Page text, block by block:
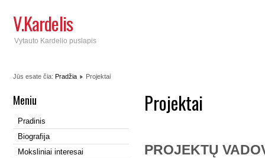
V.Kardelis
Vytauto Kardelio puslapis
Jūs esate čia: Pradžia Projektai
Meniu
Pradinis
Biografija
Moksliniai interesai
Projektai
PROJEKTŲ